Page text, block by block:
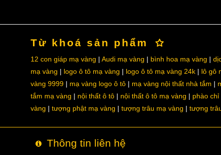
Từ khoá sản phẩm
12 con giáp mạ vàng Audi mạ vàng bình hoa mạ vàng
mạ vàng
logo ô tô mạ vàng logo ô tô mạ vàng 24k
lô gô
vàng 9999
mạ vàng logo ô tô mạ vàng nội thất nhà tắm
tắm mạ vàng
nội thất ô tô nội thất ô tô mạ vàng
phào chỉ
vàng
tượng phật mạ vàng tượng trâu mạ vàng tượng
Thông tin liên hệ